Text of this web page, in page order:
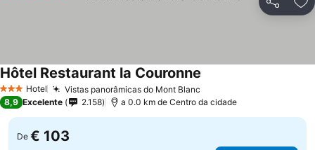
Partilhar
3 EstrelasHotel Vistas panorâmicas do Mont Blanc
Hôtel Restaurant la Couronne
8,9 Excelente 2.158 a 0.0 km de Centro da cidade
De € 103